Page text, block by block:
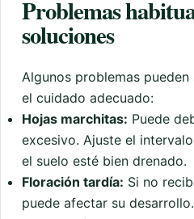
Problemas
soluciones
Algunos problemas
el cuidado adecuado:
Hojas marchitas: Puede
excesivo. Ajuste el
el suelo esté bien drenado.
Floración tardía: Si no
puede afectar su